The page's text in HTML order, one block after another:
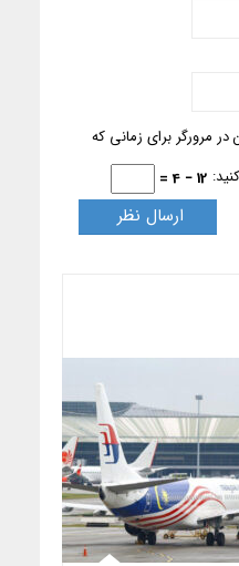
مرورگر برای زمانی که
12 − 4 =